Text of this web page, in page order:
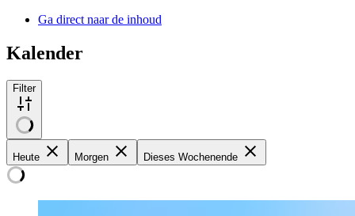
Ga direct naar de inhoud
Kalender
Filter
Heute Morgen Dieses Wochenende